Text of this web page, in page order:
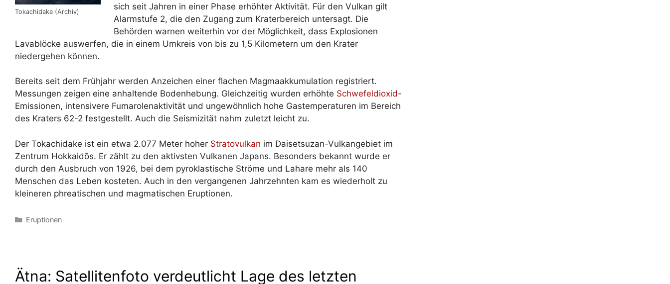
Tokachidake (Archiv)
sich seit Jahren in einer Phase erhöhter Aktivität. Für den Vulkan gilt
Alarmstufe 2, die den Zugang zum Kraterbereich untersagt. Die
Behörden warnen weiterhin vor der Möglichkeit, dass Explosionen
Lavablöcke auswerfen, die in einem Umkreis von bis zu 1,5 Kilometern um den Krater
niedergehen können.
Bereits seit dem Frühjahr werden Anzeichen einer flachen Magmaakkumulation registriert.
Messungen zeigen eine anhaltende Bodenhebung. Gleichzeitig wurden erhöhte Schwefeldioxid-
Emissionen, intensivere Fumarolenaktivität und ungewöhnlich hohe Gastemperaturen im Bereich
des Kraters 62-2 festgestellt. Auch die Seismizität nahm zuletzt leicht zu.
Der Tokachidake ist ein etwa 2.077 Meter hoher Stratovulkan im Daisetsuzan-Vulkangebiet im
Zentrum Hokkaidōs. Er zählt zu den aktivsten Vulkanen Japans. Besonders bekannt wurde er
durch den Ausbruch von 1926, bei dem pyroklastische Ströme und Lahare mehr als 140
Menschen das Leben kosteten. Auch in den vergangenen Jahrzehnten kam es wiederholt zu
kleineren phreatischen und magmatischen Eruptionen.
Kategorien
Eruptionen
Ätna: Satellitenfoto verdeutlicht Lage des letzten